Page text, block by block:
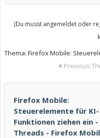
(Du musst angemeldet oder
Thema: Firefox Mobile:
< Previous
Firefox Mobile:
Steuerelemente für KI-
Funktionen ziehen ein
Threads - Firefox